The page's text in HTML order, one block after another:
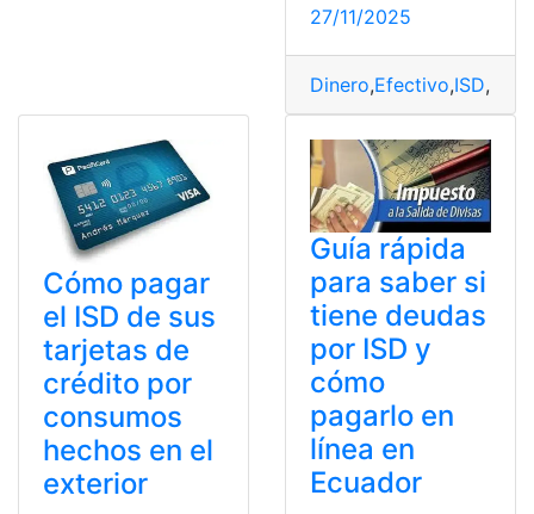
27/11/2025
Dinero,Efectivo,ISD,
Cómo pagar
el ISD de sus
tarjetas de
crédito por
consumos
hechos en el
exterior
Guía rápida
para saber si
tiene deudas
por ISD y
cómo
pagarlo en
línea en
Ecuador